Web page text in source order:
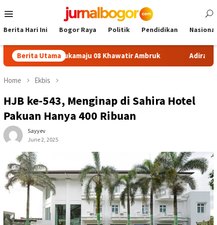
to
Menu
Berita Hari Ini Bogor Raya Politik Pendidikan Nasional
Berita Utama
SDN Sukamaju 08 Khawatir Ambruk Adira Expo
Home Ekbis
HJB ke-543, Menginap di Sahira Hotel
Pakuan Hanya 400 Ribuan
Sayyev
June 2, 2025